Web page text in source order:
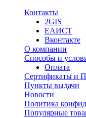
Контакты
2GIS
ЕАИСТ
Вконтакте
О компании
Способы и
Оплата
Сертификаты и
Пункты выдачи
Новости
Политика
Популярные